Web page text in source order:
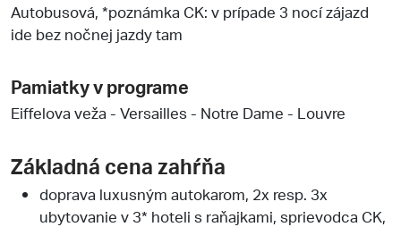
Autobusová, *poznámka CK: v prípade 3 nocí zájazd
ide bez nočnej jazdy tam
Pamiatky v programe
Eiffelova veža - Versailles - Notre Dame - Louvre
Základná cena zahŕňa
doprava luxusným autokarom, 2x resp. 3x
ubytovanie v 3* hoteli s raňajkami, sprievodca CK,